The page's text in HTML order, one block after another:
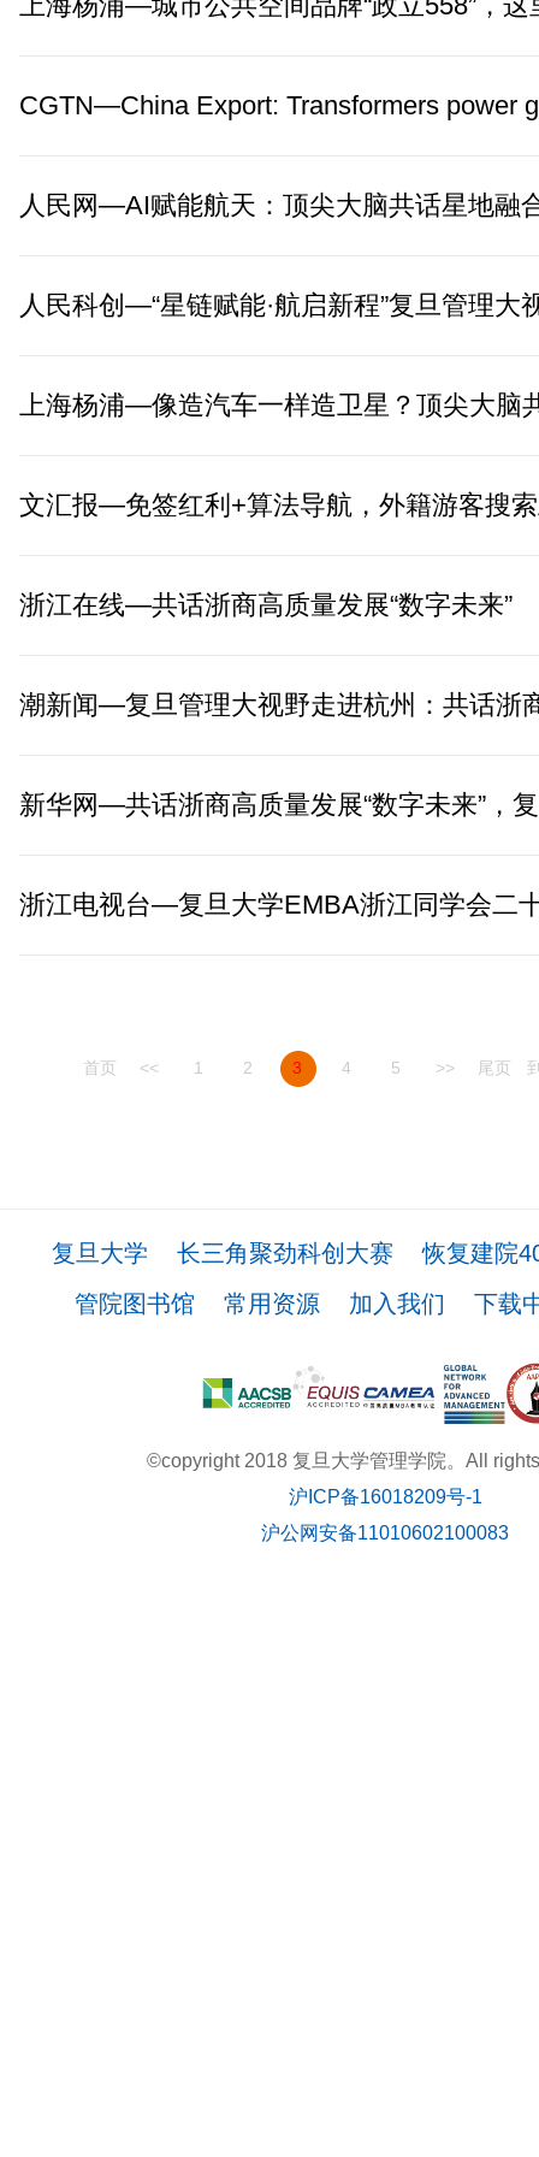
浙江在线—共话浙商高质量发展“数字未来”
首页 << 1 2 3 4 5 >> 尾页
复旦大学 长三角聚劲科创大赛
恢复建院
管院图书馆
常用资源 加入我们 下载
©copyright 2018 复旦大学管理学院。All
沪ICP备16018209号-1
沪公网安备11010602100083